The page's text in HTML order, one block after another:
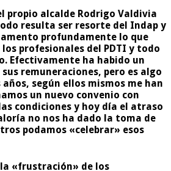
propio alcalde Rodrigo Valdivia
resulta ser resorte del Indap y
profundamente lo que
profesionales del PDTI y todo
Efectivamente ha habido un
remuneraciones, pero es algo
según ellos mismos me han
un nuevo convenio con
condiciones y hoy día el atraso
no nos ha dado la toma de
podamos «celebrar» esos
«frustración» de los